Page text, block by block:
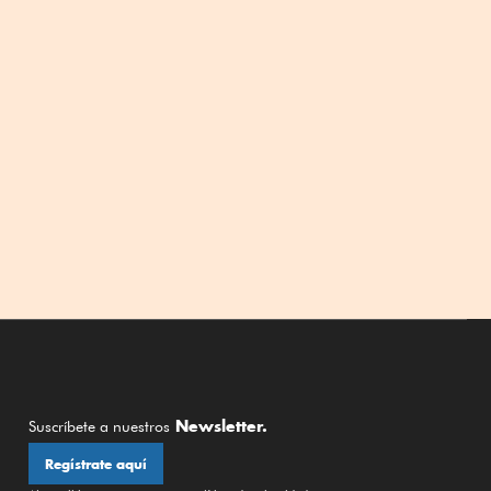
Suscríbete a nuestros Newsletter.
Regístrate aquí